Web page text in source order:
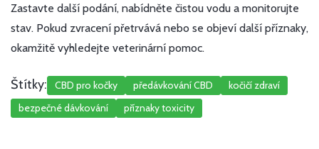
Zastavte další podání, nabídněte čistou vodu a monitorujte
stav. Pokud zvracení přetrvává nebo se objeví další příznaky,
okamžitě vyhledejte veterinární pomoc.
Štítky: CBD pro kočky předávkování CBD
kočičí zdraví
bezpečné dávkování
příznaky toxicity